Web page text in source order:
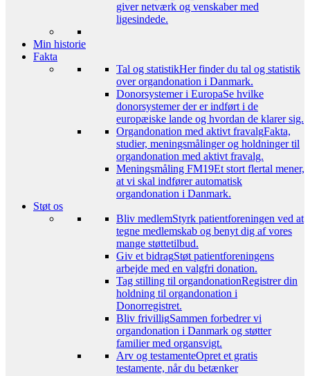
giver netværk og venskaber med
ligesindede.
Min historie
Fakta
Tal og statistikHer finder du tal og statistik
over organdonation i Danmark.
Donorsystemer i EuropaSe hvilke
donorsystemer der er indført i de
europæiske lande og hvordan de klarer sig.
Organdonation med aktivt fravalgFakta,
studier, meningsmålinger og holdninger til
organdonation med aktivt fravalg.
Meningsmåling FM19Et stort flertal mener,
at vi skal indfører automatisk
organdonation i Danmark.
Støt os
Bliv medlemStyrk patientforeningen ved at
tegne medlemskab og benyt dig af vores
mange støttetilbud.
Giv et bidragStøt patientforeningens
arbejde med en valgfri donation.
Tag stilling til organdonationRegistrer din
holdning til organdonation i
Donorregistret.
Bliv frivilligSammen forbedrer vi
organdonation i Danmark og støtter
familier med organsvigt.
Arv og testamenteOpret et gratis
testamente, når du betænker